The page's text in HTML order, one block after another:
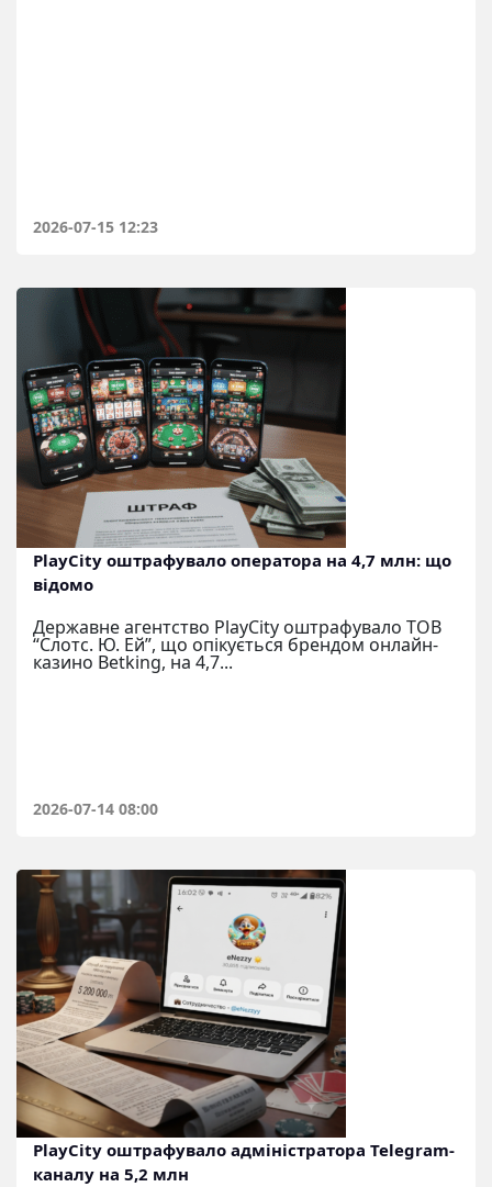
2026-07-15 12:23
PlayCity оштрафувало оператора на 4,7 млн: що
відомо
Державне агентство PlayCity оштрафувало ТОВ
“Слотс. Ю. Ей”, що опікується брендом онлайн-
казино Betking, на 4,7...
2026-07-14 08:00
PlayCity оштрафувало адміністратора Telegram-
каналу на 5,2 млн